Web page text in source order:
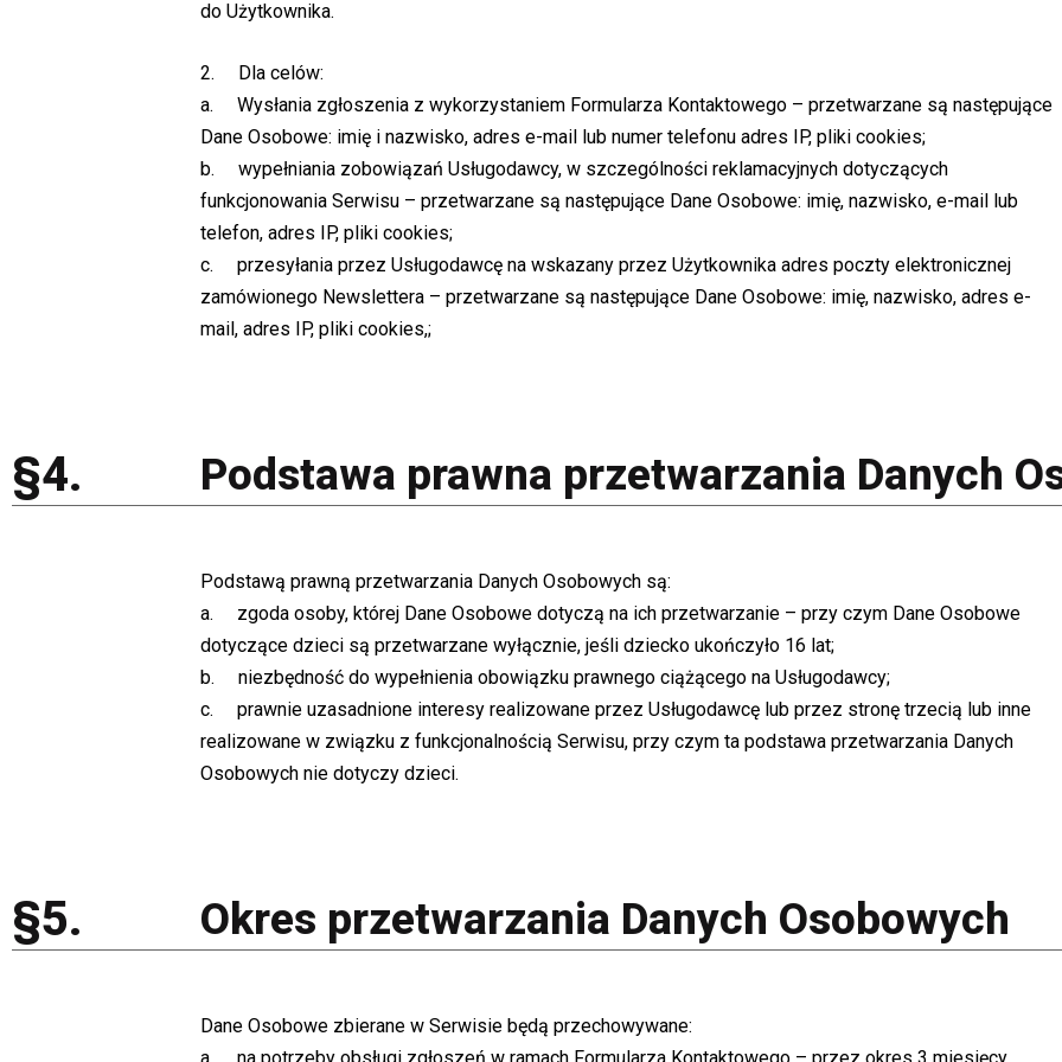
do Użytkownika.
2. Dla celów:
a. Wysłania zgłoszenia z wykorzystaniem Formularza Kontaktowego – przetwarzane są następujące
Dane Osobowe: imię i nazwisko, adres e-mail lub numer telefonu adres IP, pliki cookies;
b. wypełniania zobowiązań Usługodawcy, w szczególności reklamacyjnych dotyczących
funkcjonowania Serwisu – przetwarzane są następujące Dane Osobowe: imię, nazwisko, e-mail lub
telefon, adres IP, pliki cookies;
c. przesyłania przez Usługodawcę na wskazany przez Użytkownika adres poczty elektronicznej
zamówionego Newslettera – przetwarzane są następujące Dane Osobowe: imię, nazwisko, adres e-
mail, adres IP, pliki cookies,;
§4. Podstawa prawna przetwarzania Danych
Podstawą prawną przetwarzania Danych Osobowych są:
a. zgoda osoby, której Dane Osobowe dotyczą na ich przetwarzanie – przy czym Dane Osobowe
dotyczące dzieci są przetwarzane wyłącznie, jeśli dziecko ukończyło 16 lat;
b. niezbędność do wypełnienia obowiązku prawnego ciążącego na Usługodawcy;
c. prawnie uzasadnione interesy realizowane przez Usługodawcę lub przez stronę trzecią lub inne
realizowane w związku z funkcjonalnością Serwisu, przy czym ta podstawa przetwarzania Danych
Osobowych nie dotyczy dzieci.
§5. Okres przetwarzania Danych Osobowych
Dane Osobowe zbierane w Serwisie będą przechowywane: